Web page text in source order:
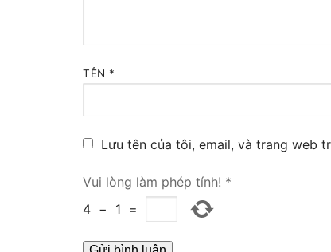
VOIP
VoIP
TÊN *
Lưu tên của tôi, email, và trang web
Vui lòng làm phép tính! *
4 − 1 =